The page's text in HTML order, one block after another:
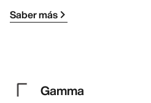
Saber más
Gamma